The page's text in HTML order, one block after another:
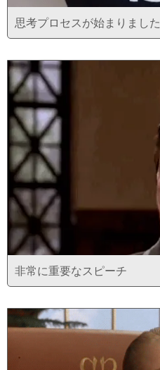
思考プロセスが始まりました
非常に重要なスピーチ